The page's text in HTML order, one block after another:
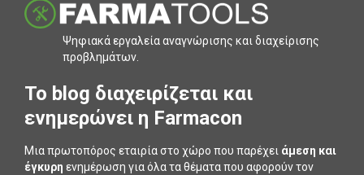
Ψηφιακά εργαλεία αναγνώρισης και διαχείρισης
προβληµάτων.
To blog διαχειρίζεται και
ενημερώνει η Farmacon
Μια πρωτοπόρος εταιρία στο χώρο που παρέχει άμεση και
έγκυρη ενημέρωση για όλα τα θέματα που αφορούν τον